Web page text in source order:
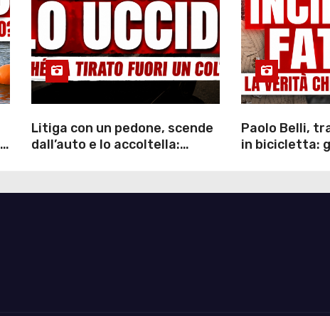
Litiga con un pedone, scende
dall’auto e lo accoltella:
Paolo Belli,
in bicicletta:
chiarire